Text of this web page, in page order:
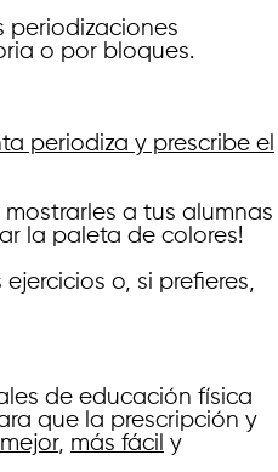
periodizaciones
o por bloques.
periodiza y prescribe el
mostrarles a tus alumnas
la paleta de colores!
o, si prefieres,
de educación física
que la prescripción y
mejor, más fácil y